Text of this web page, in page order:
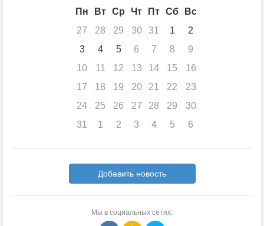
Пн
Вт Ср Чт Пт Сб
Вс
27
28 29 30 31 1
2
3
4 5 6 7 8
9
10
11 12 13 14 15
16
17
18 19 20 21 22
23
24
25 26 27 28 29
30
31
1 2 3 4 5 6
Добавить новость
Мы в социальных сетях: